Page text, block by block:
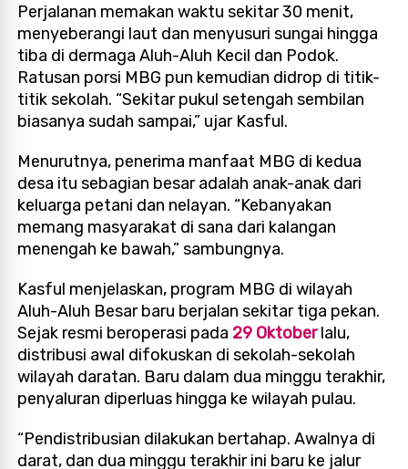
Perjalanan memakan waktu sekitar 30 menit,
menyeberangi laut dan menyusuri sungai hingga
tiba di dermaga Aluh-Aluh Kecil dan Podok.
Ratusan porsi MBG pun kemudian didrop di titik-
titik sekolah. “Sekitar pukul setengah sembilan
biasanya sudah sampai,” ujar Kasful.
Menurutnya, penerima manfaat MBG di kedua
desa itu sebagian besar adalah anak-anak dari
keluarga petani dan nelayan. “Kebanyakan
memang masyarakat di sana dari kalangan
menengah ke bawah,” sambungnya.
Kasful menjelaskan, program MBG di wilayah
Aluh-Aluh Besar baru berjalan sekitar tiga pekan.
Sejak resmi beroperasi pada 29 Oktoberlalu,
distribusi awal difokuskan di sekolah-sekolah
wilayah daratan. Baru dalam dua minggu terakhir,
penyaluran diperluas hingga ke wilayah pulau.
“Pendistribusian dilakukan bertahap. Awalnya di
darat, dan dua minggu terakhir ini baru ke jalur